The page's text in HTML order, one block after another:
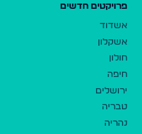
פרויקטים חדשים
אשדוד
אשקלון
חולון
חיפה
ירושלים
טבריה
נהריה